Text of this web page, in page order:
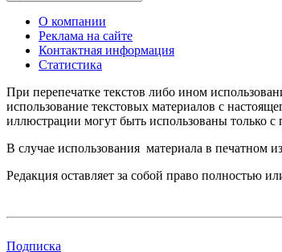
О компании
Реклама на сайте
Контактная информация
Статистика
При перепечатке текстов либо ином
использование текстовых материалов с
иллюстрации могут быть использованы только с
В случае использования материала в печатном
Редакция оставляет за собой право полностью
Подписка